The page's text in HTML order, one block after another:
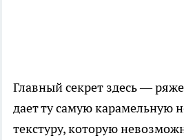
Главный секрет здесь —
дает ту самую карамельную
текстуру, которую